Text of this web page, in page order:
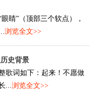
睛”（顶部三个软点），
浏览全文>>
史背景
歌词如下：起来！不愿做
...浏览全文>>